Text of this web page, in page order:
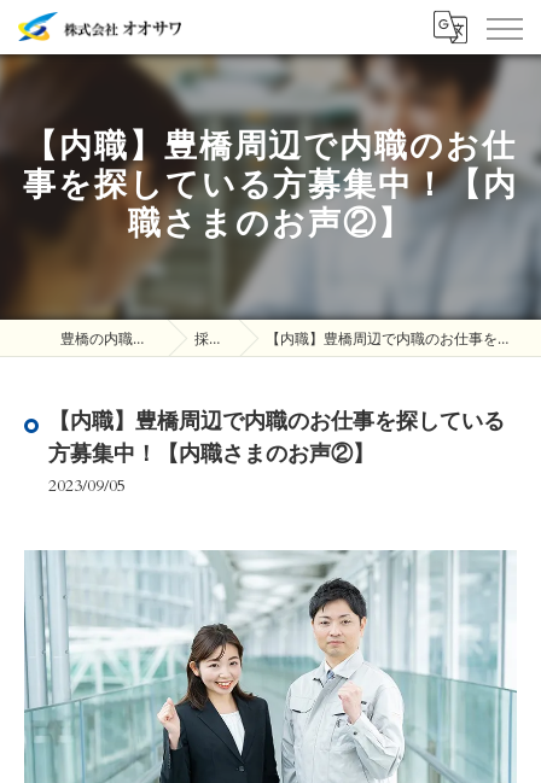
【内職】豊橋周辺で内職のお仕
事を探している方募集中！【内
職さまのお声②】
豊橋の内職は株式会社オオサワ 採用ブログ 【内職】豊橋周辺で内職のお仕事を探している方募集中！【内職さまのお声②】
【内職】豊橋周辺で内職のお仕事を探している
方募集中！【内職さまのお声②】
2023/09/05